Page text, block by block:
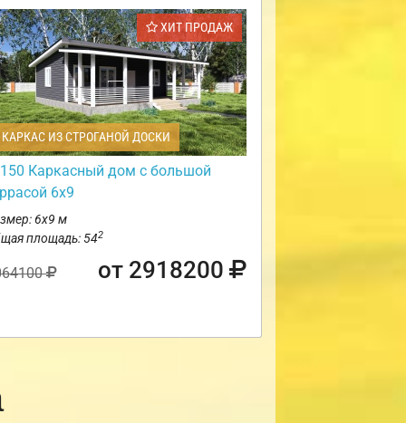
ХИТ ПРОДАЖ
ИЗ СТРОГАНОЙ ДОСКИ
Каркасный дом с большой
6х9
6х9 м
площадь: 542
от 2918200